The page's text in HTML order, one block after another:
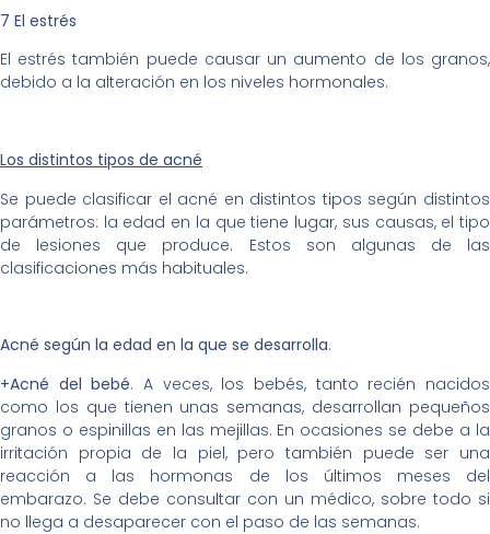
7 El estrés
El estrés también puede causar un aumento de los granos,
debido a la alteración en los niveles hormonales.
Los distintos tipos de acné
Se puede clasificar el acné en distintos tipos según distintos
parámetros: la edad en la que tiene lugar, sus causas, el tipo
de lesiones que produce. Estos son algunas de las
clasificaciones más habituales.
Acné según la edad en la que se desarrolla.
+Acné del bebé. A veces, los bebés, tanto recién nacidos
como los que tienen unas semanas, desarrollan pequeños
granos o espinillas en las mejillas. En ocasiones se debe a la
irritación propia de la piel, pero también puede ser una
reacción a las hormonas de los últimos meses del
embarazo. Se debe consultar con un médico, sobre todo si
no llega a desaparecer con el paso de las semanas.